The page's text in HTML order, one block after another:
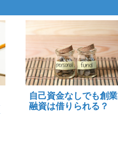
自己資金なしでも創業
融資は借りられる？